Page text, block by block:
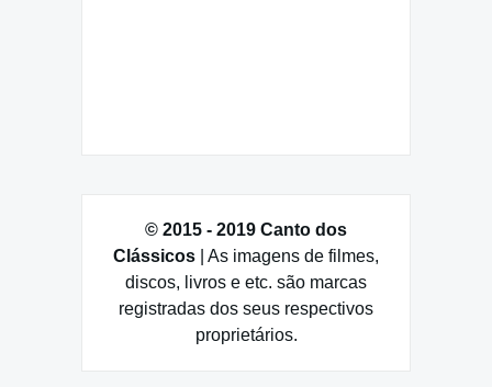
© 2015 - 2019 Canto dos
Clássicos | As imagens de filmes,
discos, livros e etc. são marcas
registradas dos seus respectivos
proprietários.